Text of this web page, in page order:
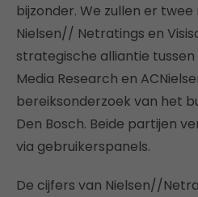
bijzonder. We zullen er
Nielsen// Netratings en
strategische alliantie tussen
Media Research en
bereiksonderzoek van het
Den Bosch. Beide partijen
via gebruikerspanels.
De cijfers van Nielsen//